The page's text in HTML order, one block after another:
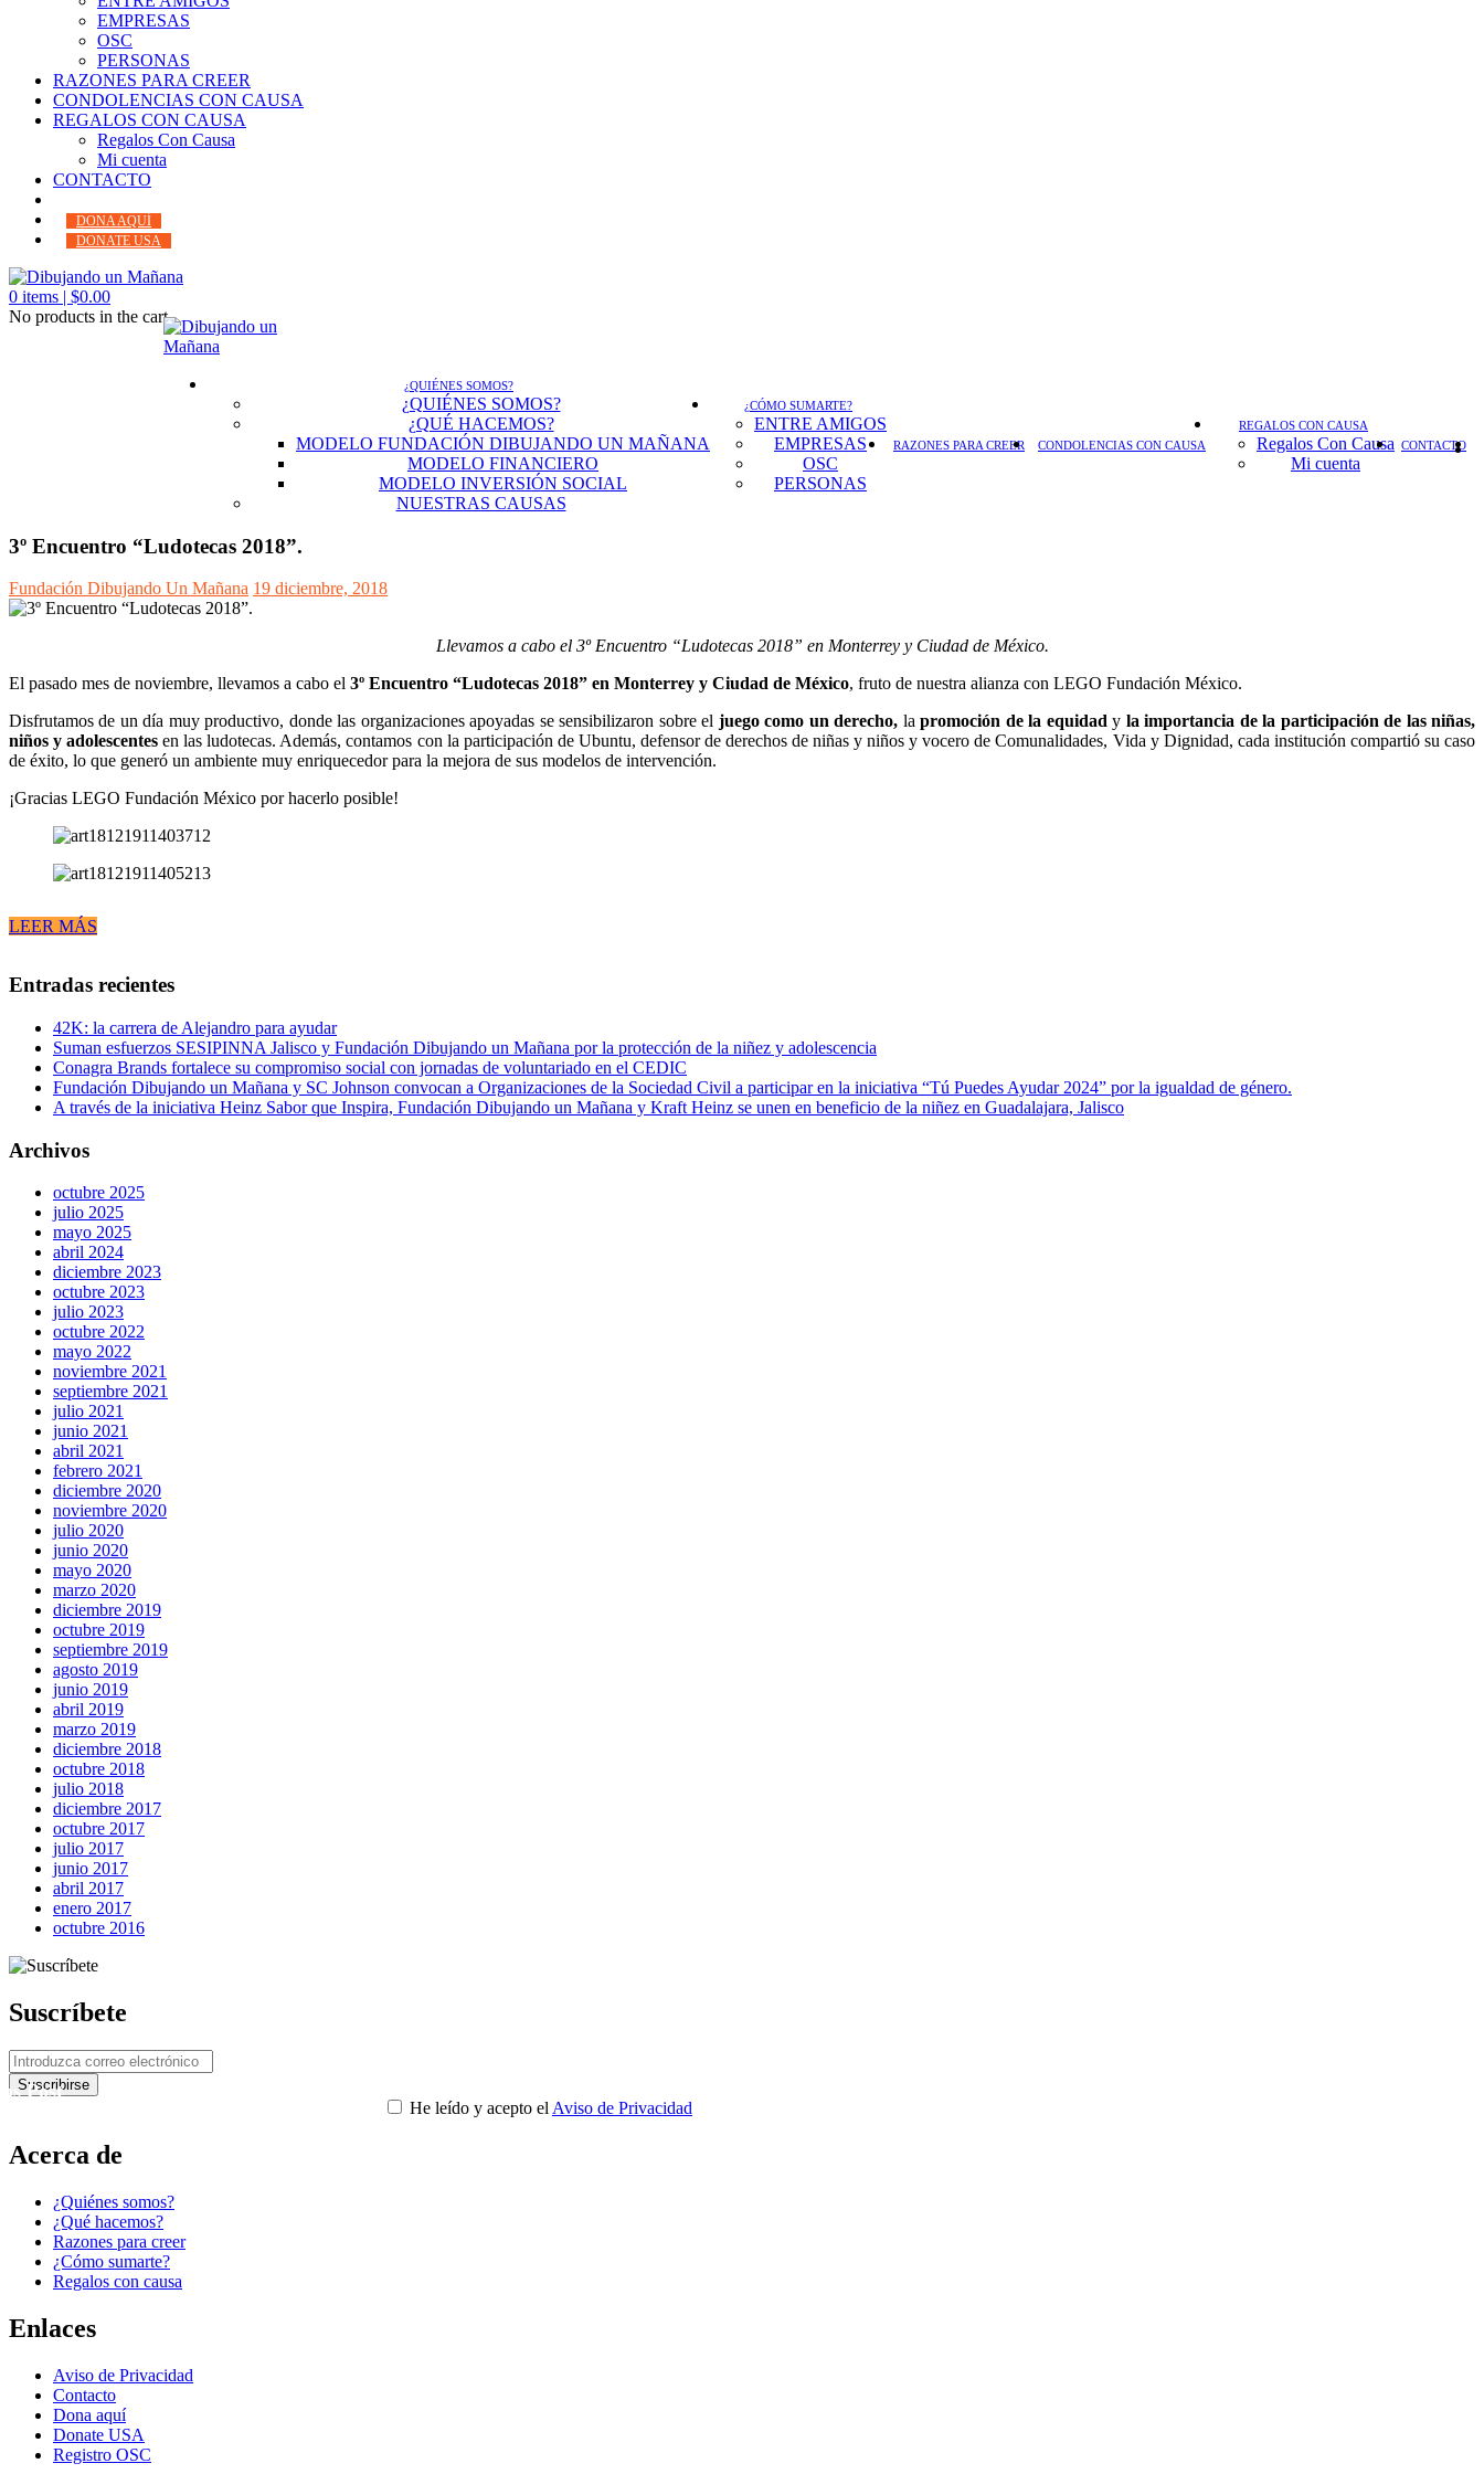
EMPRESAS
OSC
PERSONAS
RAZONES PARA CREER
CONDOLENCIAS CON CAUSA
REGALOS CON CAUSA
Regalos Con Causa
Mi cuenta
CONTACTO
DONA AQUÍ
DONATE USA
0 items | $0.00
No products in the cart.
¿QUIÉNES SOMOS?
¿QUIÉNES SOMOS?
¿QUÉ HACEMOS?
MODELO FUNDACIÓN DIBUJANDO UN MAÑANA
MODELO FINANCIERO
MODELO INVERSIÓN SOCIAL
NUESTRAS CAUSAS
¿CÓMO SUMARTE?
ENTRE AMIGOS
EMPRESAS
OSC
PERSONAS
RAZONES PARA CREER CONDOLENCIAS CON CAUSA
REGALOS CON CAUSA
Regalos Con Causa
Mi cuenta
CONTACTO
3º Encuentro “Ludotecas 2018”.
Fundación Dibujando Un Mañana 19 diciembre, 2018
Llevamos a cabo el 3º Encuentro “Ludotecas 2018” en Monterrey y Ciudad de México.
El pasado mes de noviembre, llevamos a cabo el 3º Encuentro “Ludotecas 2018” en Monterrey y Ciudad de México, fruto de nuestra alianza con LEGO Fundación México.
Disfrutamos de un día muy productivo, donde las organizaciones apoyadas se sensibilizaron sobre el juego como un derecho, lapromoción de la equidady la importancia de la participación de las niñas,
niños y adolescentes en las ludotecas. Además, contamos con la participación de Ubuntu, defensor de derechos de niñas y niños y vocero de Comunalidades, Vida y Dignidad, cada institución compartió su caso
de éxito, lo que generó un ambiente muy enriquecedor para la mejora de sus modelos de intervención.
¡Gracias LEGO Fundación México por hacerlo posible!
LEER MÁS
Post
Entradas recientes
42K: la carrera de Alejandro para ayudar
Suman esfuerzos SESIPINNA Jalisco y Fundación Dibujando un Mañana por la protección de la niñez y adolescencia
Conagra Brands fortalece su compromiso social con jornadas de voluntariado en el CEDIC
Fundación Dibujando un Mañana y SC Johnson convocan a Organizaciones de la Sociedad Civil a participar en la iniciativa “Tú Puedes Ayudar 2024” por la igualdad de género.
A través de la iniciativa Heinz Sabor que Inspira, Fundación Dibujando un Mañana y Kraft Heinz se unen en beneficio de la niñez en Guadalajara, Jalisco
Archivos
octubre 2025
julio 2025
mayo 2025
abril 2024
diciembre 2023
octubre 2023
julio 2023
octubre 2022
mayo 2022
noviembre 2021
septiembre 2021
julio 2021
junio 2021
abril 2021
febrero 2021
diciembre 2020
noviembre 2020
julio 2020
junio 2020
mayo 2020
marzo 2020
diciembre 2019
octubre 2019
septiembre 2019
agosto 2019
junio 2019
abril 2019
marzo 2019
diciembre 2018
octubre 2018
julio 2018
diciembre 2017
octubre 2017
julio 2017
junio 2017
abril 2017
enero 2017
octubre 2016
Suscríbete
He leído y acepto el Aviso de Privacidad
Acerca de
¿Quiénes somos?
¿Qué hacemos?
Razones para creer
¿Cómo sumarte?
Regalos con causa
Enlaces
Aviso de Privacidad
Contacto
Dona aquí
Donate USA
Registro OSC